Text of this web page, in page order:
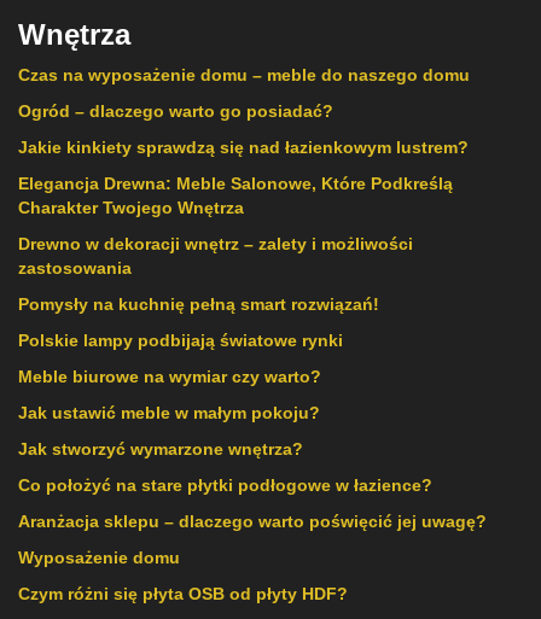
Wnętrza
Czas na wyposażenie domu – meble do naszego domu
Ogród – dlaczego warto go posiadać?
Jakie kinkiety sprawdzą się nad łazienkowym lustrem?
Elegancja Drewna: Meble Salonowe, Które Podkreślą
Charakter Twojego Wnętrza
Drewno w dekoracji wnętrz – zalety i możliwości
zastosowania
Pomysły na kuchnię pełną smart rozwiązań!
Polskie lampy podbijają światowe rynki
Meble biurowe na wymiar czy warto?
Jak ustawić meble w małym pokoju?
Jak stworzyć wymarzone wnętrza?
Co położyć na stare płytki podłogowe w łazience?
Aranżacja sklepu – dlaczego warto poświęcić jej uwagę?
Wyposażenie domu
Czym różni się płyta OSB od płyty HDF?